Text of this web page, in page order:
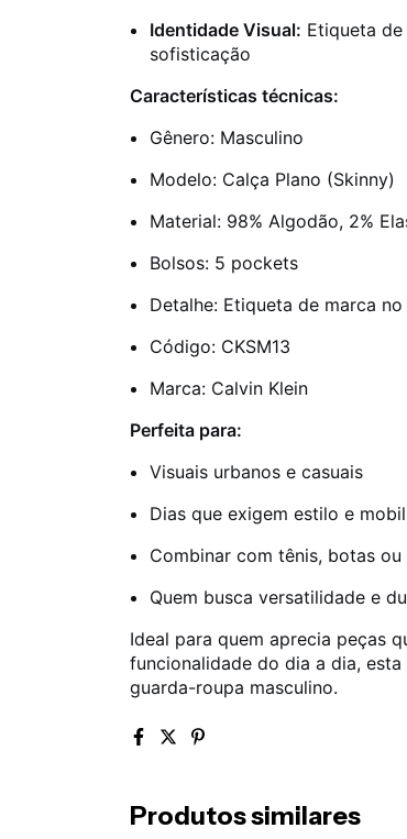
Identidade Visual: Etiqueta
sofisticação
Características técnicas:
Gênero: Masculino
Modelo: Calça Plano (Skinny)
Material: 98% Algodão, 2%
Bolsos: 5 pockets
Detalhe: Etiqueta de marca
Código: CKSM13
Marca: Calvin Klein
Perfeita para:
Visuais urbanos e casuais
Dias que exigem estilo e
Combinar com tênis, botas
Quem busca versatilidade e
Ideal para quem aprecia peças
funcionalidade do dia a dia,
guarda-roupa masculino.
Produtos similares